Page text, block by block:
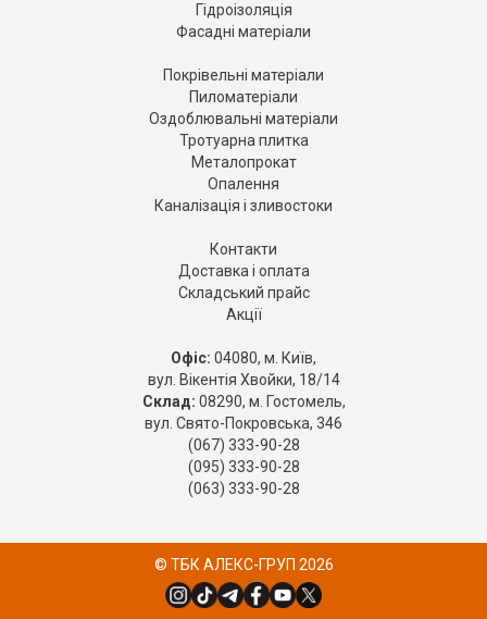
Гідроізоляція
Фасадні матеріали
Покрівельні матеріали
Пиломатеріали
Оздоблювальні матеріали
Тротуарна плитка
Металопрокат
Опалення
Каналізація і зливостоки
Контакти
Доставка і оплата
Складський прайс
Акції
Офіс: 04080, м. Київ,
вул. Вікентія Хвойки, 18/14
Склад: 08290, м. Гостомель,
вул. Свято-Покровська, 346
(067) 333-90-28
(095) 333-90-28
(063) 333-90-28
© ТБК АЛЕКС-ГРУП 2026